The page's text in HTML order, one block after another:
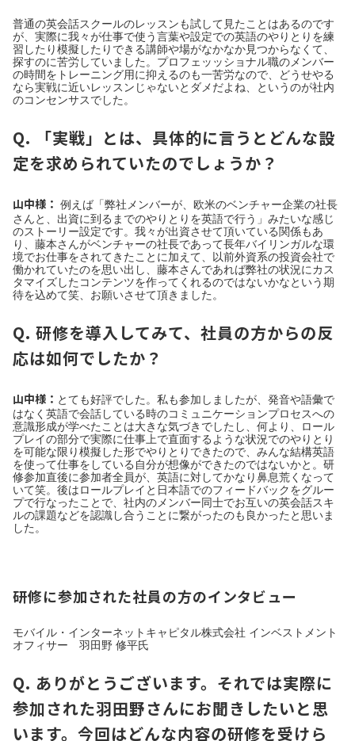
普通の英会話スクールのレッスンも試して見たことはあるのです
が、実際に我々が仕事で使う言葉や設定での英語のやりとりを練
習したり模擬したりできる講師や場がなかなか見つからなくて、
探すのに苦労していました。プロフェッッショナル職のメンバー
の時間をトレーニング用に抑えるのも一苦労なので、どうせやる
なら実戦に近いレッスンじゃないとダメだよね、というのが社内
のコンセンサスでした。
Q. 「実戦」とは、具体的に言うとどんな設
定を求められていたのでしょうか？
山中様： 例えば「弊社メンバーが、欧米のベンチャー企業の社長
さんと、出資に到るまでのやりとりを英語で行う」みたいな感じ
のストーリー設定です。我々が出資させて頂いている関係もあ
り、藤本さんがベンチャーの社長であって長年バイリンガルな環
境でお仕事をされてきたことに加えて、以前外資系の投資会社で
働かれていたのを思い出し、藤本さんであれば弊社の状況にカス
タマイズしたコンテンツを作ってくれるのではないかなという期
待を込めて笑、お願いさせて頂きました。
Q. 研修を導入してみて、社員の方からの反
応は如何でしたか？
山中様： とても好評でした。私も参加しましたが、発音や語彙で
はなく英語で会話している時のコミュニケーションプロセスへの
意識形成が学べたことは大きな気づきでしたし、何より、ロール
プレイの部分で実際に仕事上で直面するような状況でのやりとり
を可能な限り模擬した形でやりとりできたので、みんな結構英語
を使って仕事をしている自分が想像ができたのではないかと。研
修参加直後に参加者全員が、英語に対してかなり鼻息荒くなって
いて笑。後はロールプレイと日本語でのフィードバックをグルー
プで行なったことで、社内のメンバー同士でお互いの英会話スキ
ルの課題などを認識し合うことに繋がったのも良かったと思いま
した。
研修に参加された社員の方のインタビュー
モバイル・インターネットキャピタル株式会社 インベストメント
オフィサー 羽田野 修平氏
Q. ありがとうございます。それでは実際に
参加された羽田野さんにお聞きしたいと思
います。今回はどんな内容の研修を受けら